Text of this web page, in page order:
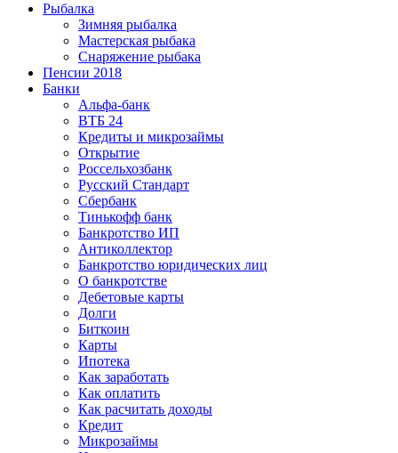
Рыбалка
Зимняя рыбалка
Мастерская рыбака
Снаряжение рыбака
Пенсии 2018
Банки
Альфа-банк
ВТБ 24
Кредиты и микрозаймы
Открытие
Россельхозбанк
Русский Стандарт
Сбербанк
Тинькофф банк
Банкротство ИП
Антиколлектор
Банкротство юридических лиц
О банкротстве
Дебетовые карты
Долги
Биткоин
Карты
Ипотека
Как заработать
Как оплатить
Как расчитать доходы
Кредит
Микрозаймы